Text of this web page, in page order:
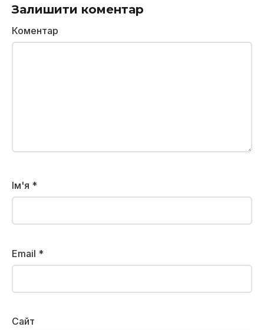
Залишити коментар
Коментар
Ім'я *
Email *
Сайт